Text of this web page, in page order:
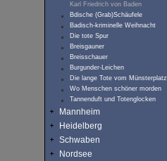
Karl Friedrich von Baden
Bdische (Grab)Schäufele
Badisch-kriminelle Weihnacht
Die tote Spur
Breisgauner
Breisschauer
Burgunder-Leichen
Die lange Tote vom Münsterplatz
Wo Menschen schöner morden
Tannenduft und Totenglocken
Mannheim
Heidelberg
Schwaben
Nordsee